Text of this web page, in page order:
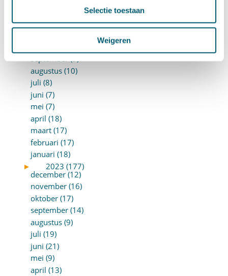
Selectie toestaan
Weigeren
december (16)
september (9)
augustus (10)
juli (8)
juni (7)
mei (7)
april (18)
maart (17)
februari (17)
januari (18)
►
2023 (177)
december (12)
november (16)
oktober (17)
september (14)
augustus (9)
juli (19)
juni (21)
mei (9)
april (13)